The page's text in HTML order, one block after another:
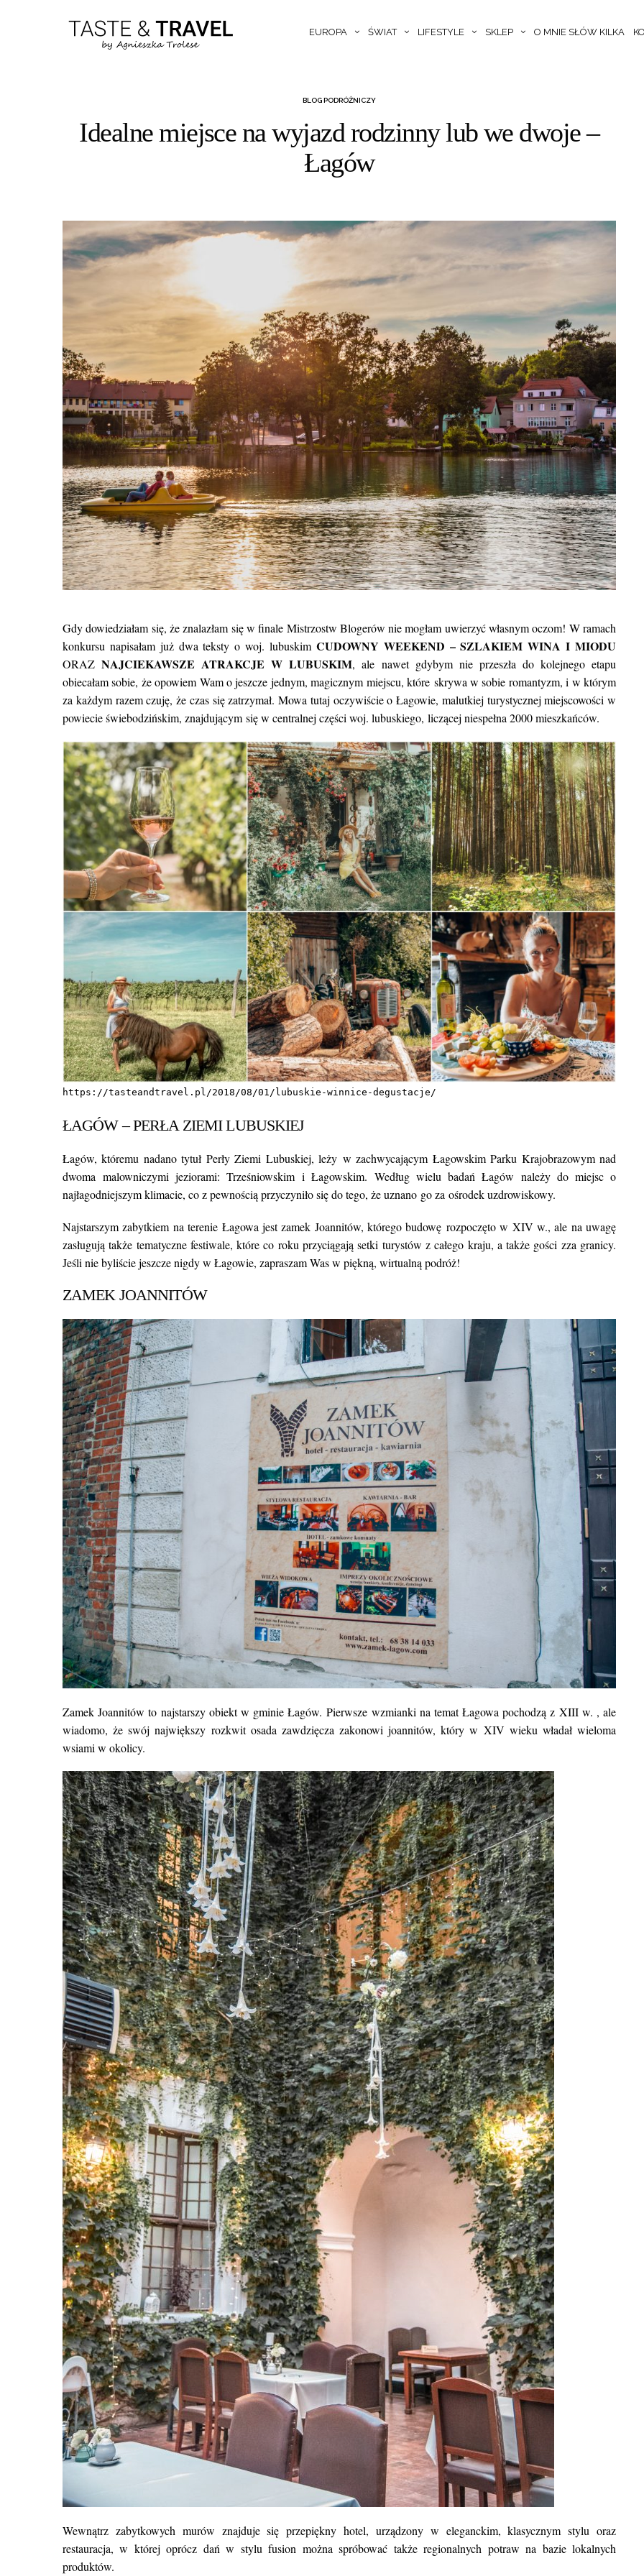
EUROPA ŚWIAT LIFESTYLE SKLEP O MNIE SŁÓW KILKA
BLOG PODRÓŻNICZY
Idealne miejsce na wyjazd rodzinny lub we dwoje –
Łagów
Gdy dowiedziałam się, że znalazłam się w finale Mistrzostw Blogerów nie mogłam uwierzyć własnym oczom! W ramach
konkursu napisałam już dwa teksty o woj. lubuskim CUDOWNY WEEKEND – SZLAKIEM WINA I MIODU
ORAZ NAJCIEKAWSZE ATRAKCJE W LUBUSKIM, ale nawet gdybym nie przeszła do kolejnego etapu
obiecałam sobie, że opowiem Wam o jeszcze jednym, magicznym miejscu, które skrywa w sobie romantyzm, i w którym
za każdym razem czuję, że czas się zatrzymał. Mowa tutaj oczywiście o Łagowie, malutkiej turystycznej miejscowości w
powiecie świebodzińskim, znajdującym się w centralnej części woj. lubuskiego, liczącej niespełna 2000 mieszkańców.
https://tasteandtravel.pl/2018/08/01/lubuskie-winnice-degustacje/
ŁAGÓW – PERŁA ZIEMI LUBUSKIEJ
Łagów, któremu nadano tytuł Perły Ziemi Lubuskiej, leży w zachwycającym Łagowskim Parku Krajobrazowym nad
dwoma malowniczymi jeziorami: Trześniowskim i Łagowskim. Według wielu badań Łagów należy do miejsc o
najłagodniejszym klimacie, co z pewnością przyczyniło się do tego, że uznano go za ośrodek uzdrowiskowy.
Najstarszym zabytkiem na terenie Łagowa jest zamek Joannitów, którego budowę rozpoczęto w XIV w., ale na uwagę
zasługują także tematyczne festiwale, które co roku przyciągają setki turystów z całego kraju, a także gości zza granicy.
Jeśli nie byliście jeszcze nigdy w Łagowie, zapraszam Was w piękną, wirtualną podróż!
ZAMEK JOANNITÓW
Zamek Joannitów to najstarszy obiekt w gminie Łagów. Pierwsze wzmianki na temat Łagowa pochodzą z XIII w. , ale
wiadomo, że swój największy rozkwit osada zawdzięcza zakonowi joannitów, który w XIV wieku władał wieloma
wsiami w okolicy.
Wewnątrz zabytkowych murów znajduje się przepiękny hotel, urządzony w eleganckim, klasycznym stylu oraz
restauracja, w której oprócz dań w stylu fusion można spróbować także regionalnych potraw na bazie lokalnych
produktów.
gdzie warto się wybrać
miejsc, w których może
BLOG
Najpiękniejsze miasta w
warto w nich
BLOG
Kuba. Wycieczka objazdowa: na
rękę vs z biurem podróży. Plan